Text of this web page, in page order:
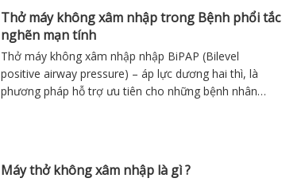
Thở máy không xâm nhập trong Bệnh phổi tắc
nghẽn mạn tính
Thở máy không xâm nhập nhập BiPAP (Bilevel
positive airway pressure) – áp lực dương hai thì, là
phương pháp hỗ trợ ưu tiên cho những bệnh nhân
Máy thở không xâm nhập là gì ?